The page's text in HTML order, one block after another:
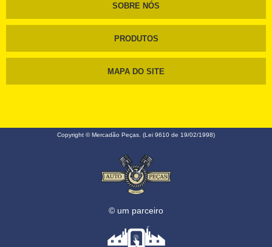
SOBRE NÓS
PRODUTOS
MAPA DO SITE
Copyright © Mercadão Peças. (Lei 9610 de 19/02/1998)
© um parceiro